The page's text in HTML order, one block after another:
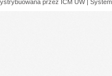
przez ICM UW |